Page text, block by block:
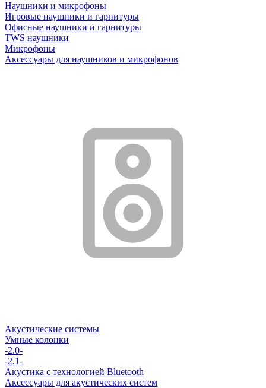
Наушники и микрофоны
Игровые наушники и гарнитуры
Офисные наушники и гарнитуры
TWS наушники
Микрофоны
Аксессуары для наушников и микрофонов
Акустические системы
Умные колонки
-2.0-
-2.1-
Акустика с технологией Bluetooth
Аксессуары для акустических систем